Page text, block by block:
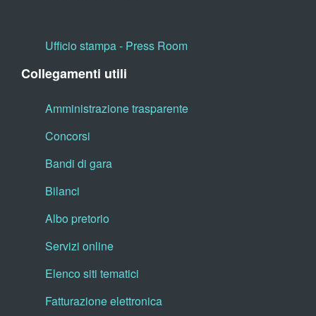
Ufficio stampa - Press Room
Collegamenti utili
Amministrazione trasparente
Concorsi
Bandi di gara
Bilanci
Albo pretorio
Servizi online
Elenco siti tematici
Fatturazione elettronica